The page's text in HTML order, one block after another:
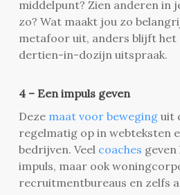
middelpunt? Zien anderen in
zo? Wat maakt jou zo
metafoor uit, anders blijft het
dertien-in-dozijn uitspraak.
4 – Een impuls geven
Deze maat voor beweginguit
regelmatig op in webteksten
bedrijven. Veel coaches geven
impuls, maar ook
recruitmentbureaus en zelfs